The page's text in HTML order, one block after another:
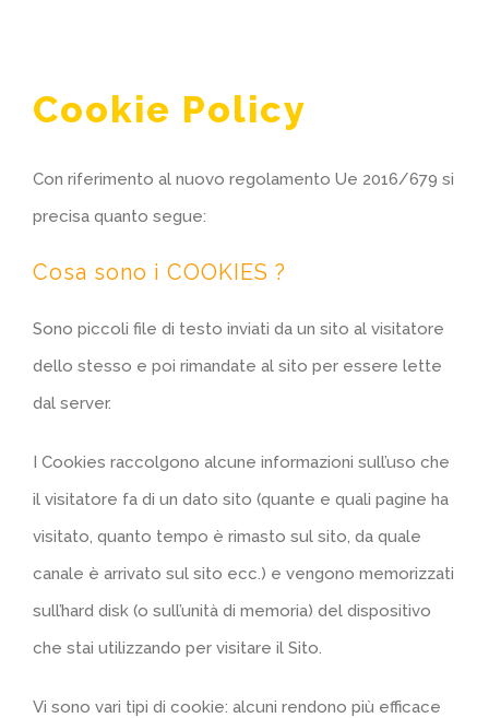
Cookie Policy
Con riferimento al nuovo regolamento Ue 2016/679 si
precisa quanto segue:
Cosa sono i COOKIES ?
Sono piccoli file di testo inviati da un sito al visitatore
dello stesso e poi rimandate al sito per essere lette
dal server.
I Cookies raccolgono alcune informazioni sull’uso che
il visitatore fa di un dato sito (quante e quali pagine ha
visitato, quanto tempo è rimasto sul sito, da quale
canale è arrivato sul sito ecc.) e vengono memorizzati
sull’hard disk (o sull’unità di memoria) del dispositivo
che stai utilizzando per visitare il Sito.
Vi sono vari tipi di cookie: alcuni rendono più efficace